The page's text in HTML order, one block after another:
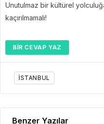
Unutulmaz bir kültürel
kaçırılmamalı!
BIR CEVAP YAZ
ISTANBUL
Benzer Yazılar